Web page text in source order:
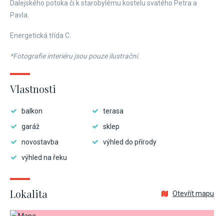
Dalejského potoka či k starobylému kostelu svatého Petra a
Pavla.
Energetická třída C.
*Fotografie interiéru jsou pouze ilustrační.
Vlastnosti
balkon
terasa
garáž
sklep
novostavba
výhled do přírody
výhled na řeku
Lokalita Otevřít mapu